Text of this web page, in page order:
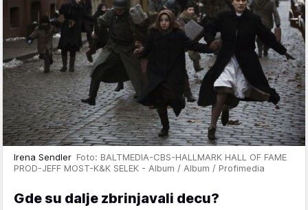
Irena Sendler Foto: BALTMEDIA-CBS-HALLMARK HALL OF FAME
PROD-JEFF MOST-K&K SELEK - Album / Album / Profimedia
Gde su dalje zbrinjavali decu?